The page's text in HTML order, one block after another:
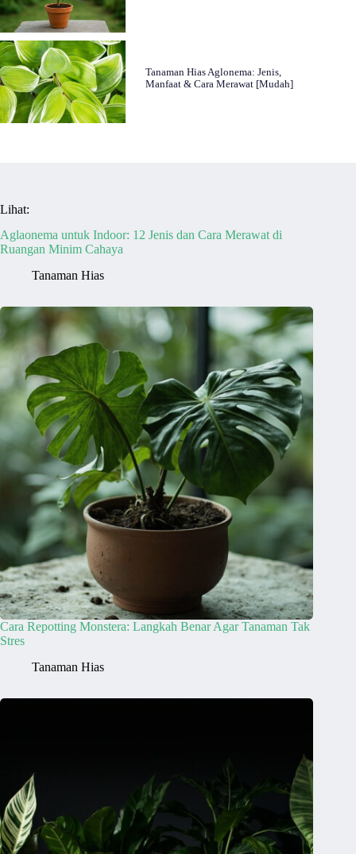
Tanaman Hias Aglonema: Jenis,
Manfaat & Cara Merawat [Mudah]
Lihat:
Aglaonema untuk Indoor: 12 Jenis dan Cara Merawat di
Ruangan Minim Cahaya
Tanaman Hias
Cara Repotting Monstera: Langkah Benar Agar Tanaman Tak
Stres
Tanaman Hias